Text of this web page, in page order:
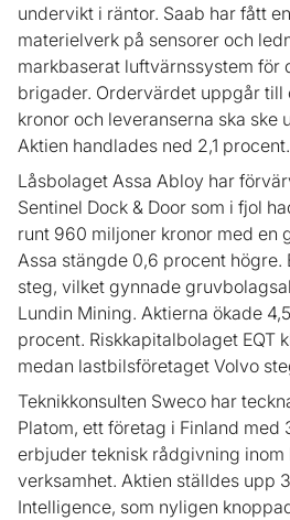
undervikt i räntor. Saab har fått
materielverk på sensorer och
markbaserat luftvärnssystem för
brigader. Ordervärdet uppgår till
kronor och leveranserna ska ske
Aktien handlades ned 2,1 procent.
Låsbolaget Assa Abloy har
Sentinel Dock & Door som i fjol
runt 960 miljoner kronor med en
Assa stängde 0,6 procent högre.
steg, vilket gynnade
Lundin Mining. Aktierna ökade
procent. Riskkapitalbolaget EQT
medan lastbilsföretaget Volvo
Teknikkonsulten Sweco har
Platom, ett företag i Finland med
erbjuder teknisk rådgivning inom
verksamhet. Aktien ställdes upp
Intelligence, som nyligen